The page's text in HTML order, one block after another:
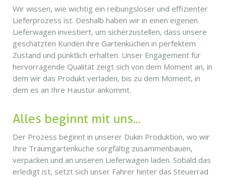
Wir wissen, wie wichtig ein reibungsloser und effizienter
Lieferprozess ist. Deshalb haben wir in einen eigenen
Lieferwagen investiert, um sicherzustellen, dass unsere
geschätzten Kunden ihre Gartenküchen in perfektem
Zustand und pünktlich erhalten. Unser Engagement für
hervorragende Qualität zeigt sich von dem Moment an, in
dem wir das Produkt verladen, bis zu dem Moment, in
dem es an Ihre Haustür ankommt.
Alles beginnt mit uns...
Der Prozess beginnt in unserer Dukin Produktion, wo wir
Ihre Traumgartenküche sorgfältig zusammenbauen,
verpacken und an unseren Lieferwagen laden. Sobald das
erledigt ist, setzt sich unser Fahrer hinter das Steuerrad